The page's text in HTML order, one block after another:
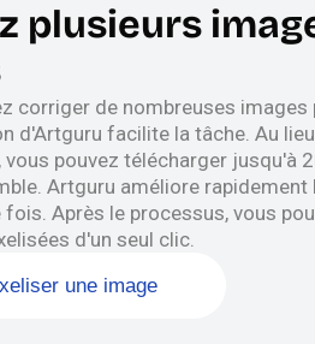
plusieurs
corriger de nombreuses images
d'Artguru facilite la tâche. Au
vous pouvez télécharger jusqu'à
Artguru améliore
fois. Après le processus, vous
d'un seul clic.
une image